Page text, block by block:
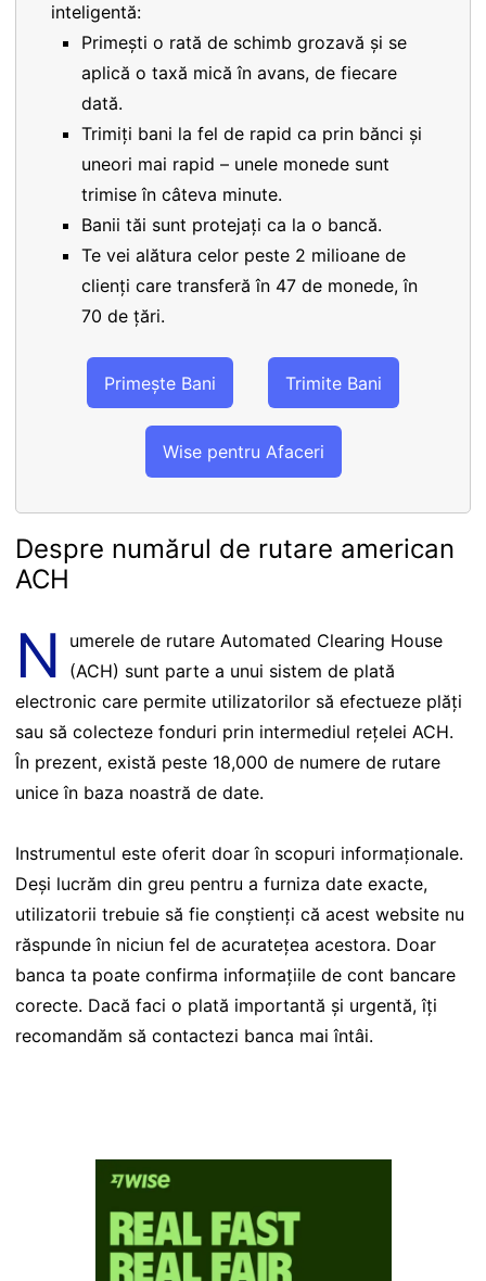
inteligentă:
Primești o rată de schimb grozavă și se
aplică o taxă mică în avans, de fiecare
dată.
Trimiți bani la fel de rapid ca prin bănci și
uneori mai rapid – unele monede sunt
trimise în câteva minute.
Banii tăi sunt protejați ca la o bancă.
Te vei alătura celor peste 2 milioane de
clienți care transferă în 47 de monede, în
70 de țări.
Primește Bani Trimite Bani
Wise pentru Afaceri
Despre numărul de rutare american
ACH
N
umerele de rutare Automated Clearing House
(ACH) sunt parte a unui sistem de plată
electronic care permite utilizatorilor să efectueze plăți
sau să colecteze fonduri prin intermediul rețelei ACH.
În prezent, există peste 18,000 de numere de rutare
unice în baza noastră de date.
Instrumentul este oferit doar în scopuri informaționale.
Deși lucrăm din greu pentru a furniza date exacte,
utilizatorii trebuie să fie conștienți că acest website nu
răspunde în niciun fel de acuratețea acestora. Doar
banca ta poate confirma informațiile de cont bancare
corecte. Dacă faci o plată importantă și urgentă, îți
recomandăm să contactezi banca mai întâi.